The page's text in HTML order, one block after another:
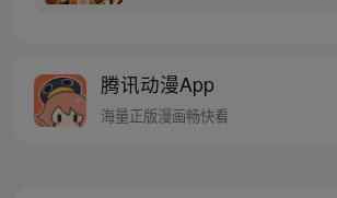
为那个最强王者吗？
腾讯动漫App
海量正版漫画畅快看